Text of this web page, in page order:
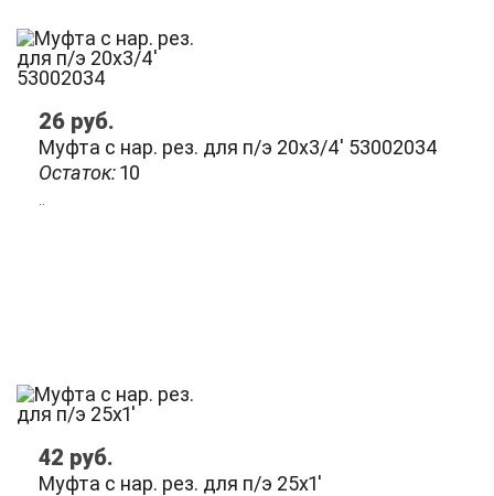
Остаток:10
Муфта с нар. рез. для п/э 20х3/4' 53002034
26 руб.
Муфта с нар. рез. для п/э 25х1'
42 руб.